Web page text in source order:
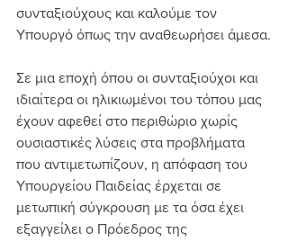
συνταξιούχους και καλούμε τον
Υπουργό όπως την αναθεωρήσει άμεσα.
Σε μια εποχή όπου οι συνταξιούχοι και
ιδιαίτερα οι ηλικιωμένοι του τόπου μας
έχουν αφεθεί στο περιθώριο χωρίς
ουσιαστικές λύσεις στα προβλήματα
που αντιμετωπίζουν, η απόφαση του
Υπουργείου Παιδείας έρχεται σε
μετωπική σύγκρουση με τα όσα έχει
εξαγγείλει ο Πρόεδρος της